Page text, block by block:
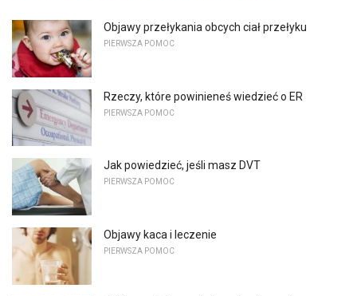
Objawy przełykania obcych ciał przełyku
PIERWSZA POMOC
Rzeczy, które powinieneś wiedzieć o ER
PIERWSZA POMOC
Jak powiedzieć, jeśli masz DVT
PIERWSZA POMOC
Objawy kaca i leczenie
PIERWSZA POMOC